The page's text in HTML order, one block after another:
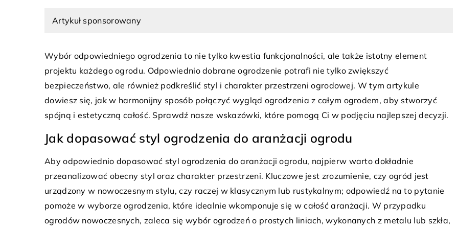
Artykuł sponsorowany
Wybór odpowiedniego ogrodzenia to nie tylko kwestia funkcjonalności, ale także istotny element
projektu każdego ogrodu. Odpowiednio dobrane ogrodzenie potrafi nie tylko zwiększyć
bezpieczeństwo, ale również podkreślić styl i charakter przestrzeni ogrodowej. W tym artykule
dowiesz się, jak w harmonijny sposób połączyć wygląd ogrodzenia z całym ogrodem, aby stworzyć
spójną i estetyczną całość. Sprawdź nasze wskazówki, które pomogą Ci w podjęciu najlepszej decyzji.
Jak dopasować styl ogrodzenia do aranżacji ogrodu
Aby odpowiednio dopasować styl ogrodzenia do aranżacji ogrodu, najpierw warto dokładnie
przeanalizować obecny styl oraz charakter przestrzeni. Kluczowe jest zrozumienie, czy ogród jest
urządzony w nowoczesnym stylu, czy raczej w klasycznym lub rustykalnym; odpowiedź na to pytanie
pomoże w wyborze ogrodzenia, które idealnie wkomponuje się w całość aranżacji. W przypadku
ogrodów nowoczesnych, zaleca się wybór ogrodzeń o prostych liniach, wykonanych z metalu lub szkła,
marca 2025
korzyści przynosi ozonowanie w
ze szkodnikami?
szkodniki, poprawiając jakość
i zdrowie domowników. Poznaj
tej metody w walce z uciążliwymi
i mikroorganizmami.
02 kwietnia 2026
Komfort cieplny w domu: Jak
zrównoważyć nowoczesne technologie z
tradycyjnymi rozwiązaniami?
Odkryj sposoby zapewnienia optymalnego
komfortu cieplnego w swoim domu.
Poznaj, jak zintegrować nowoczesne
technologie z tradycyjnymi rozwiązaniami,
aby stworzyć idealne warunki termiczne w
18 lipca 2025
Jak zaprojektować
przedpokój, łącząc
estetyką. Odkryj najlepsze
które pomogą maksymalnie
przestrzeń.